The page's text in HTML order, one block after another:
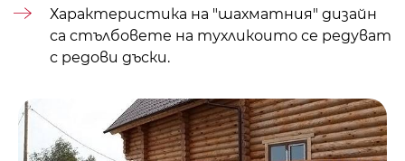
Характеристика на "шахматния" дизайн
са стълбовете на тухли които се редуват
с редови дъски.